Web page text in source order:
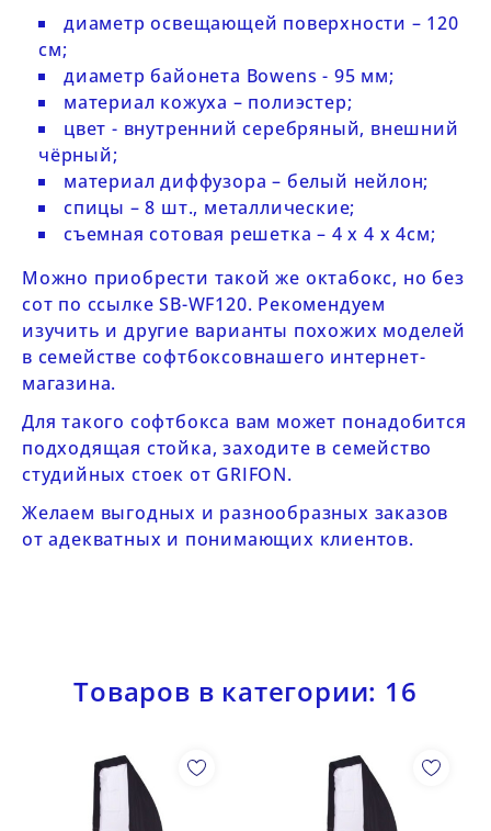
диаметр освещающей поверхности – 120
см;
диаметр байонета Bowens - 95 мм;
материал кожуха – полиэстер;
цвет - внутренний серебряный, внешний
чёрный;
материал диффузора – белый нейлон;
спицы – 8 шт., металлические;
съемная сотовая решетка – 4 х 4 х 4см;
Можно приобрести такой же октабокс, но без
сот по ссылкеSB-WF120. Рекомендуем
изучить и другие варианты похожих моделей
в семействе софтбоксовнашего интернет-
магазина.
Для такого софтбокса вам может понадобится
подходящая стойка, заходите в семейство
студийных стоек от GRIFON.
Желаем выгодных и разнообразных заказов
от адекватных и понимающих клиентов.
Товаров в категории: 16